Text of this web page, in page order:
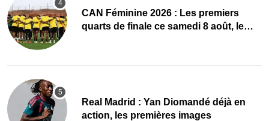
CAN Féminine 2026 : Les premiers
quarts de finale ce samedi 8 août, le
Real Madrid : Yan Diomandé déjà en
action, les premières images